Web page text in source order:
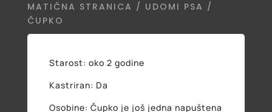
MATIČNA STRANICA / UDOMI PSA /
ČUPKO
Starost: oko 2 godine
Kastriran: Da
Osobine: Čupko je još jedna napuštena